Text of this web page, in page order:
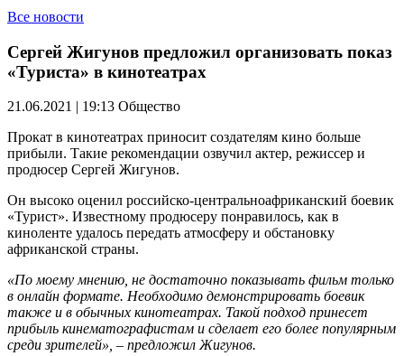
Все новости
Сергей Жигунов предложил организовать показ
«Туриста» в кинотеатрах
21.06.2021 | 19:13 Общество
Прокат в кинотеатрах приносит создателям кино больше
прибыли. Такие рекомендации озвучил актер, режиссер и
продюсер Сергей Жигунов.
Он высоко оценил российско-центральноафриканский боевик
«Турист». Известному продюсеру понравилось, как в
киноленте удалось передать атмосферу и обстановку
африканской страны.
«По моему мнению, не достаточно показывать фильм только
в онлайн формате. Необходимо демонстрировать боевик
также и в обычных кинотеатрах. Такой подход принесет
прибыль кинематографистам и сделает его более популярным
среди зрителей», – предложил Жигунов.